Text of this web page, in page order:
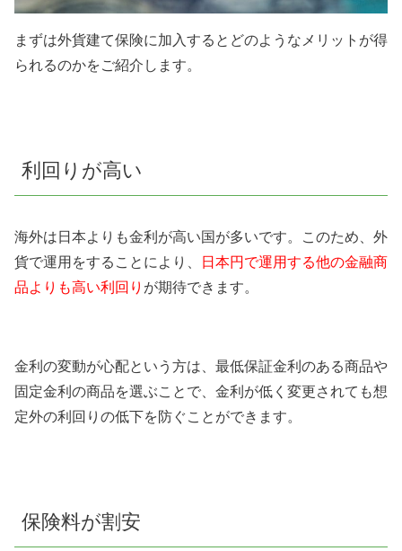
まずは外貨建て保険に加入するとどのようなメリットが得
られるのかをご紹介します。
利回りが高い
海外は日本よりも金利が高い国が多いです。このため、外
貨で運用をすることにより、
日本円で運用する他の金融商
品よりも高い利回り が期待できます。
金利の変動が心配という方は、最低保証金利のある商品や
固定金利の商品を選ぶことで、金利が低く変更されても想
定外の利回りの低下を防ぐことができます。
保険料が割安